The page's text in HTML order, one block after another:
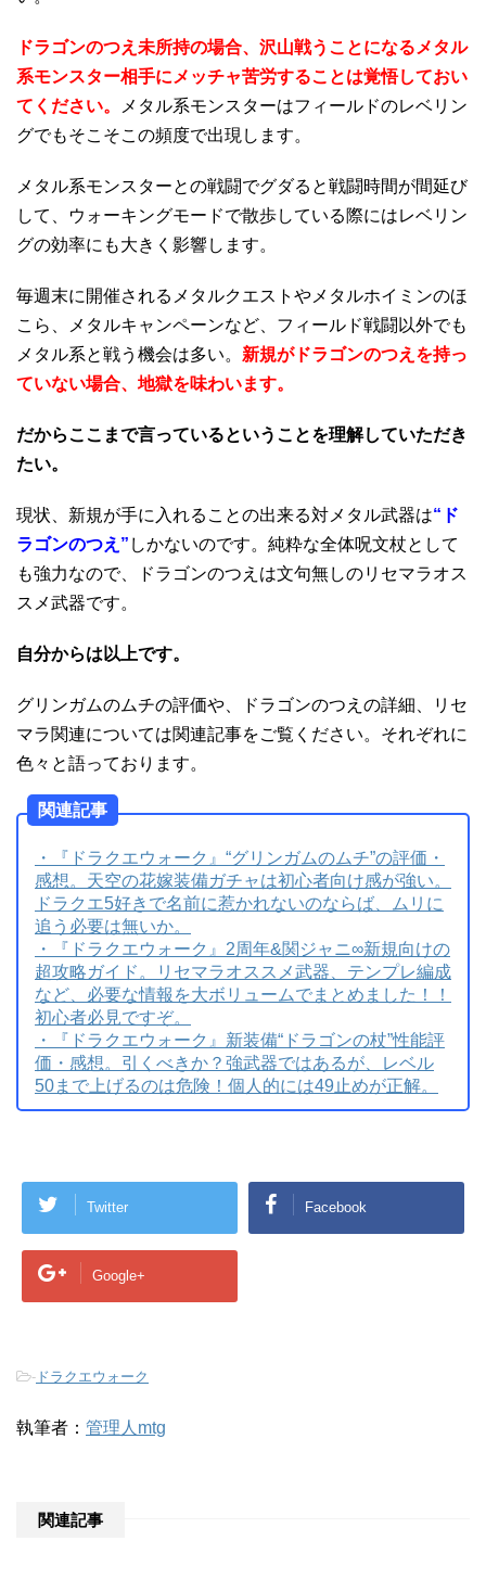
ドラゴンのつえ未所持の場合、沢山戦うことになるメタル
系モンスター相手にメッチャ苦労することは覚悟しておい
てください。
メタル系モンスターはフィールドのレベリン
グでもそこそこの頻度で出現します。
メタル系モンスターとの戦闘でグダると戦闘時間が間延び
して、ウォーキングモードで散歩している際にはレベリン
グの効率にも大きく影響します。
毎週末に開催されるメタルクエストやメタルホイミンのほ
こら、メタルキャンペーンなど、フィールド戦闘以外でも
メタル系と戦う機会は多い。 新規がドラゴンのつえを持っ
ていない場合、地獄を味わいます。
だからここまで言っているということを理解していただき
たい。
現状、新規が手に入れることの出来る対メタル武器は“ド
ラゴンのつえ” しかないのです。純粋な全体呪文杖として
も強力なので、ドラゴンのつえは文句無しのリセマラオス
スメ武器です。
自分からは以上です。
グリンガムのムチの評価や、ドラゴンのつえの詳細、リセ
マラ関連については関連記事をご覧ください。それぞれに
色々と語っております。
関連記事
・『ドラクエウォーク』“グリンガムのムチ”の評価・
感想。天空の花嫁装備ガチャは初心者向け感が強い。
ドラクエ5好きで名前に惹かれないのならば、ムリに
追う必要は無いか。
・『ドラクエウォーク』2周年&関ジャニ∞新規向けの
超攻略ガイド。リセマラオススメ武器、テンプレ編成
など、必要な情報を大ボリュームでまとめました！！
初心者必見ですぞ。
・『ドラクエウォーク』新装備“ドラゴンの杖”性能評
価・感想。引くべきか？強武器ではあるが、レベル
50まで上げるのは危険！個人的には49止めが正解。
Twitter Facebook
Google+
- ドラクエウォーク
執筆者： 管理人mtg
関連記事